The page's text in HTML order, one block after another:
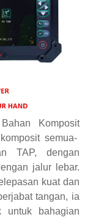
Komposit
semua-
TAP, dengan
jalur lebar.
kuat dan
tangan, ia
untuk bahagian